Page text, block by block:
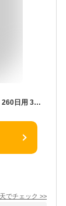
バポナ 天然ハーブの虫よけパール ミントハーブの香り 260日用 380g ＊アース製薬/虫がイヤがる天然ハーブ/涼しく感じる天然精油/虫を寄せ付けない/置く虫よけ芳香剤/玄関/お部屋/爽やか/香り約260日間持続/ニオイ消臭/緑茶抽出物/殺虫成分不使用/虫よけ 虫除け 置き型
でチェック >>